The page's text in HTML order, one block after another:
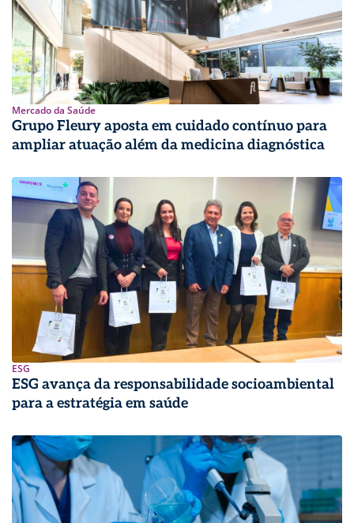
Mercado da Saúde
Grupo Fleury aposta em cuidado contínuo para
ampliar atuação além da medicina diagnóstica
ESG
ESG avança da responsabilidade socioambiental
para a estratégia em saúde